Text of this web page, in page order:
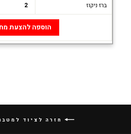
ברז ניקוז
2
הוספה להצעת
חזרה לציוד